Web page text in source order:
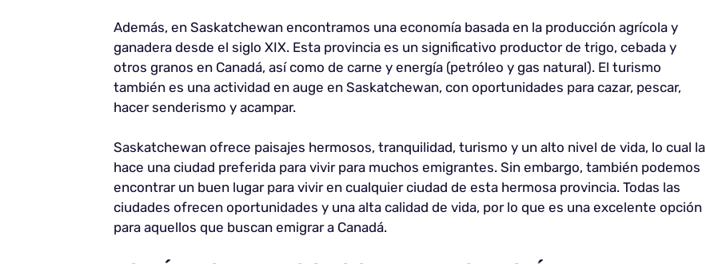
Además, en Saskatchewan encontramos una economía basada en la producción agrícola y
ganadera desde el siglo XIX. Esta provincia es un significativo productor de trigo, cebada y
otros granos en Canadá, así como de carne y energía (petróleo y gas natural). El turismo
también es una actividad en auge en Saskatchewan, con oportunidades para cazar, pescar,
hacer senderismo y acampar.
Saskatchewan ofrece paisajes hermosos, tranquilidad, turismo y un alto nivel de vida, lo cual la
hace una ciudad preferida para vivir para muchos emigrantes. Sin embargo, también podemos
encontrar un buen lugar para vivir en cualquier ciudad de esta hermosa provincia. Todas las
ciudades ofrecen oportunidades y una alta calidad de vida, por lo que es una excelente opción
para aquellos que buscan emigrar a Canadá.